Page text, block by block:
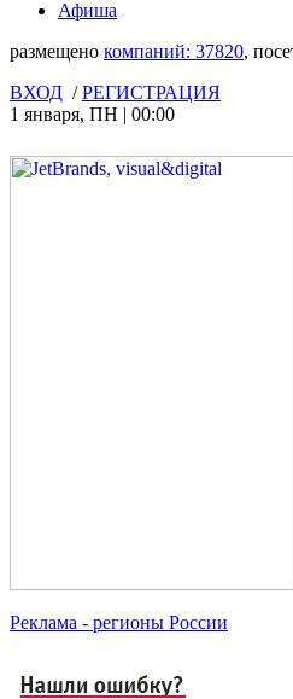
Афиша
размещено компаний: 37820,
ВХОД /РЕГИСТРАЦИЯ
1 января, ПН | 00:00
Реклама - регионы России